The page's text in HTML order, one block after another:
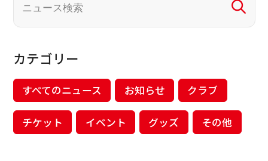
カテゴリー
すべてのニュース お知らせ クラブ
チケット イベント グッズ その他